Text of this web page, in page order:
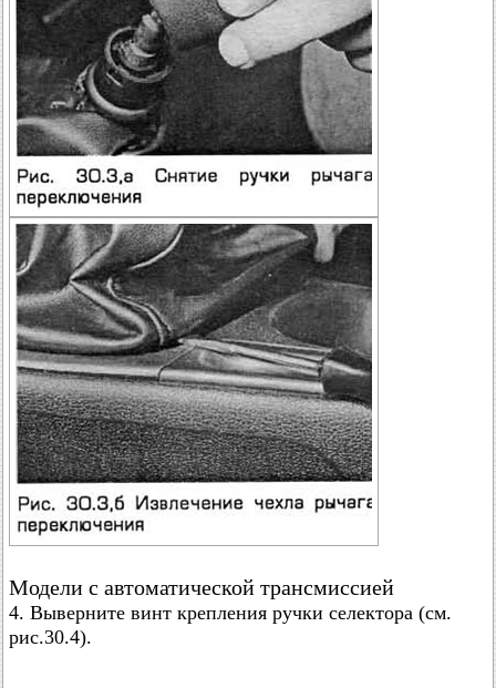
Модели с автоматической трансмиссией
4. Выверните винт крепления ручки селектора (см.
рис.30.4).